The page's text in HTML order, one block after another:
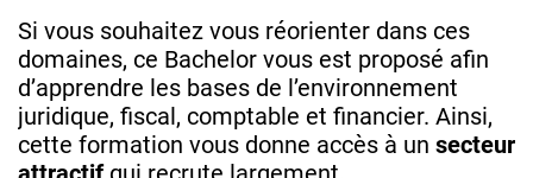
Si vous souhaitez vous réorienter dans ces
domaines, ce Bachelor vous est proposé afin
d’apprendre les bases de l’environnement
juridique, fiscal, comptable et financier. Ainsi,
cette formation vous donne accès à un secteur